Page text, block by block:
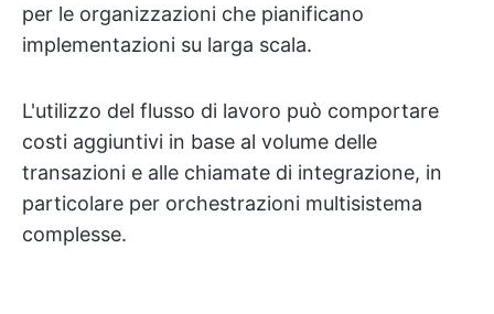
per le organizzazioni che pianificano
implementazioni su larga scala.
L'utilizzo del flusso di lavoro può comportare
costi aggiuntivi in base al volume delle
transazioni e alle chiamate di integrazione, in
particolare per orchestrazioni multisistema
complesse.